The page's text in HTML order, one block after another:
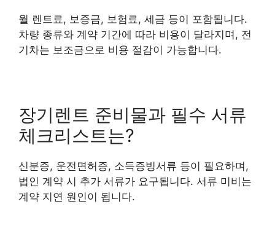
월 렌트료, 보증금, 보험료, 세금 등이 포함됩니다.
차량 종류와 계약 기간에 따라 비용이 달라지며, 전
기차는 보조금으로 비용 절감이 가능합니다.
장기렌트 준비물과 필수 서류
체크리스트는?
신분증, 운전면허증, 소득증빙서류 등이 필요하며,
법인 계약 시 추가 서류가 요구됩니다. 서류 미비는
계약 지연 원인이 됩니다.